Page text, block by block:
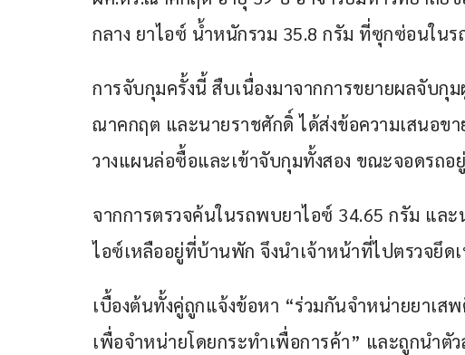
กลาง ยาไอซ์ น้ำหนักรวม 35.8 กรัม ที่ซุกซ่อนใน
การจับกุมครั้งนี้ สืบเนื่องมาจากการขยายผลจับกุ
ณาคกฤต และนายราชศักดิ์ ได้ส่งข้อความเสนอขา
วางแผนล่อซื้อและเข้าจับกุมทั้งสอง ขณะจอดรถ
จากการตรวจค้นในรถพบยาไอซ์ 34.65 กรัม แล
ไอซ์เหลืออยู่ที่บ้านพัก จึงนำเจ้าหน้าที่ไปตรวจยึด
เบื้องต้นทั้งคู่ถูกแจ้งข้อหา “ร่วมกันจำหน่ายยาเส
เพื่อจำหน่ายโดยกระทำเพื่อการค้า” และถูกนำตั